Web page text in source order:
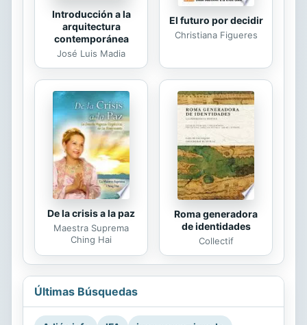
Introducción a la
arquitectura
contemporánea
José Luis Madia
El futuro por decidir
Christiana Figueres
De la crisis a la paz
Maestra Suprema
Ching Hai
Roma generadora
de identidades
Collectif
Últimas Búsquedas